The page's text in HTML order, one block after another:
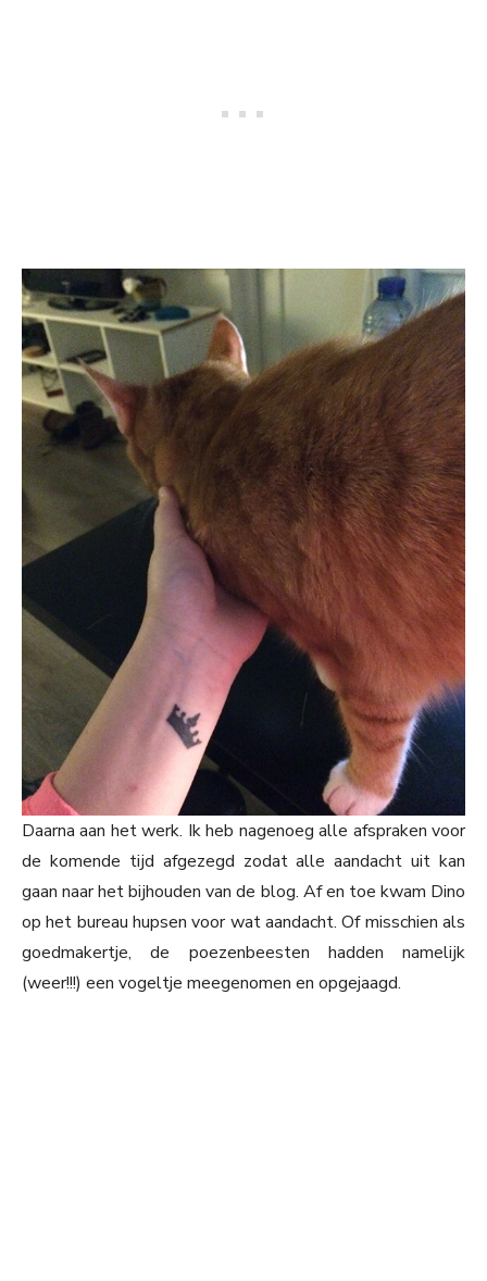
Daarna aan het werk. Ik heb nagenoeg alle afspraken voor
de komende tijd afgezegd zodat alle aandacht uit kan
gaan naar het bijhouden van de blog. Af en toe kwam Dino
op het bureau hupsen voor wat aandacht. Of misschien als
goedmakertje, de poezenbeesten hadden namelijk
(weer!!!) een vogeltje meegenomen en opgejaagd.